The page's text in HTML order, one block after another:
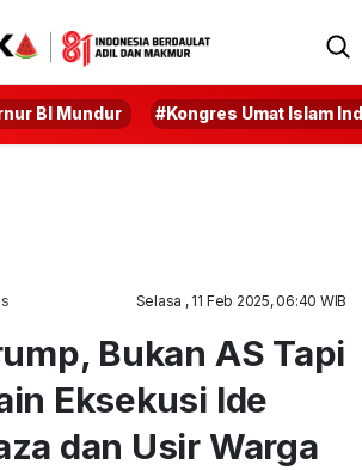
BI Mundur #Kongres Umat Islam
Selasa , 11 Feb 2025, 06:40 WIB
Bukan AS Tapi
Eksekusi Ide
dan Usir Warga